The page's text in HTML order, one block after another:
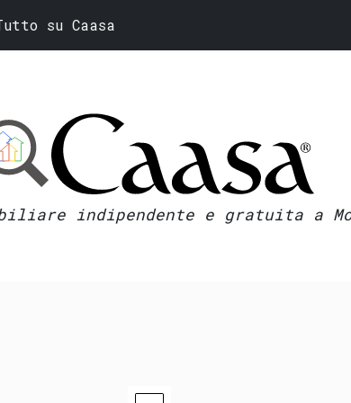
su Caasa
indipendente e gratuita a